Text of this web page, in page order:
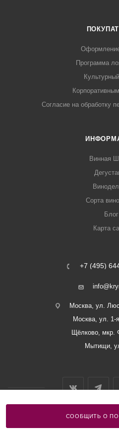
СООБЩИТЬ О
Программа
Согласие на обработку
Винная
Сорта
Блог
Карта
+7 (495)
Москва, ул.
Москва, ул. 1-
Щёлково, мкр.
Мытищи,